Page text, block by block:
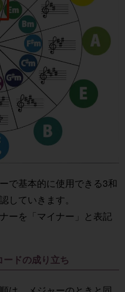
で基本的に使用できる3和
していきます。
ーを「マイナー」と表記
ドの成り立ち